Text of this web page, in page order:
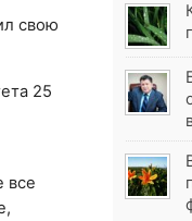
свою
25
все